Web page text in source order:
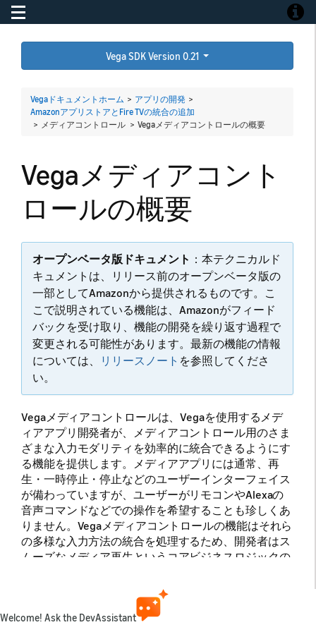
Toggle navigation
Vega SDK Version 0.21
Vegaドキュメントホーム > アプリの開発 >
AmazonアプリストアとFire TVの統合の追加
> メディアコントロール > Vegaメディアコントロールの概要
Vegaメディアコント
ロールの概要
オープンベータ版ドキュメント ：本テクニカルド
キュメントは、リリース前のオープンベータ版の
一部としてAmazonから提供されるものです。こ
こで説明されている機能は、Amazonがフィード
バックを受け取り、機能の開発を繰り返す過程で
変更される可能性があります。最新の機能の情報
については、
リリースノート を参照してくださ
い。
Vegaメディアコントロールは、Vegaを使用するメデ
ィアアプリ開発者が、メディアコントロール用のさま
ざまな入力モダリティを効率的に統合できるようにす
る機能を提供します。メディアアプリには通常、再
生・一時停止・停止などのユーザーインターフェイス
が備わっていますが、ユーザーがリモコンやAlexaの
音声コマンドなどでの操作を希望することも珍しくあ
りません。Vegaメディアコントロールの機能はそれら
の多様な入力方法の統合を処理するため、開発者はス
ムーズなメディア再生というコアビジネスロジックの
ールには、アプリが再生や一時停止などのコマンドを
特定のメディアアプリまたは現在フォーカスのあるメ
ディアアプリに送信できるクライアントメソッドも用
Welcome! Ask the DevAssistant